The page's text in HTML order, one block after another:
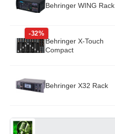
Behringer WING Rack
-32%
Behringer X-Touch
Compact
Behringer X32 Rack